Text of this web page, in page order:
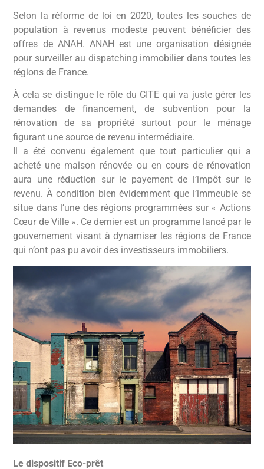
Selon la réforme de loi en 2020, toutes les souches de
population à revenus modeste peuvent bénéficier des
offres de ANAH. ANAH est une organisation désignée
pour surveiller au dispatching immobilier dans toutes les
régions de France.
À cela se distingue le rôle du CITE qui va juste gérer les
demandes de financement, de subvention pour la
rénovation de sa propriété surtout pour le ménage
figurant une source de revenu intermédiaire.
Il a été convenu également que tout particulier qui a
acheté une maison rénovée ou en cours de rénovation
aura une réduction sur le payement de l’impôt sur le
revenu. À condition bien évidemment que l’immeuble se
situe dans l’une des régions programmées sur « Actions
Cœur de Ville ». Ce dernier est un programme lancé par le
gouvernement visant à dynamiser les régions de France
qui n’ont pas pu avoir des investisseurs immobiliers.
Le dispositif Eco-prêt